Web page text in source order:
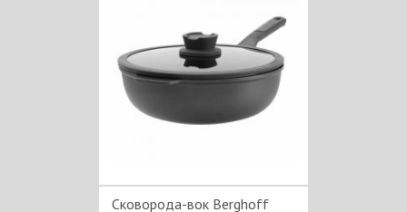
Сковорода-вок Berghoff